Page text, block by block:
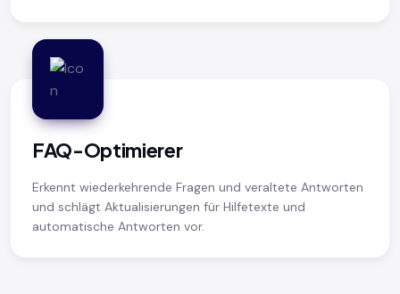
FAQ-Optimierer
Erkennt wiederkehrende Fragen und veraltete Antworten
und schlägt Aktualisierungen für Hilfetexte und
automatische Antworten vor.